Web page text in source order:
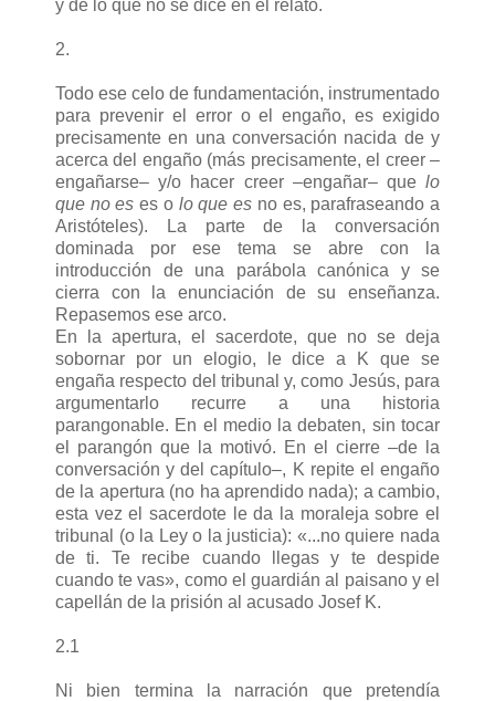
y de lo que no se dice en el relato.
2.
Todo ese celo de fundamentación, instrumentado
para prevenir el error o el engaño, es exigido
precisamente en una conversación nacida de y
acerca del engaño (más precisamente, el creer –
engañarse– y/o hacer creer –engañar– que lo
que no es es o lo que es no es, parafraseando a
Aristóteles). La parte de la conversación
dominada por ese tema se abre con la
introducción de una parábola canónica y se
cierra con la enunciación de su enseñanza.
Repasemos ese arco.
En la apertura, el sacerdote, que no se deja
sobornar por un elogio, le dice a K que se
engaña respecto del tribunal y, como Jesús, para
argumentarlo recurre a una historia
parangonable. En el medio la debaten, sin tocar
el parangón que la motivó. En el cierre –de la
conversación y del capítulo–, K repite el engaño
de la apertura (no ha aprendido nada); a cambio,
esta vez el sacerdote le da la moraleja sobre el
tribunal (o la Ley o la justicia): «...no quiere nada
de ti. Te recibe cuando llegas y te despide
cuando te vas», como el guardián al paisano y el
capellán de la prisión al acusado Josef K.
2.1
Ni bien termina la narración que pretendía